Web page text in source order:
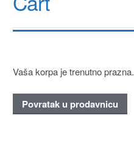
Vaša korpa je trenutno prazna.
Povratak u prodavnicu